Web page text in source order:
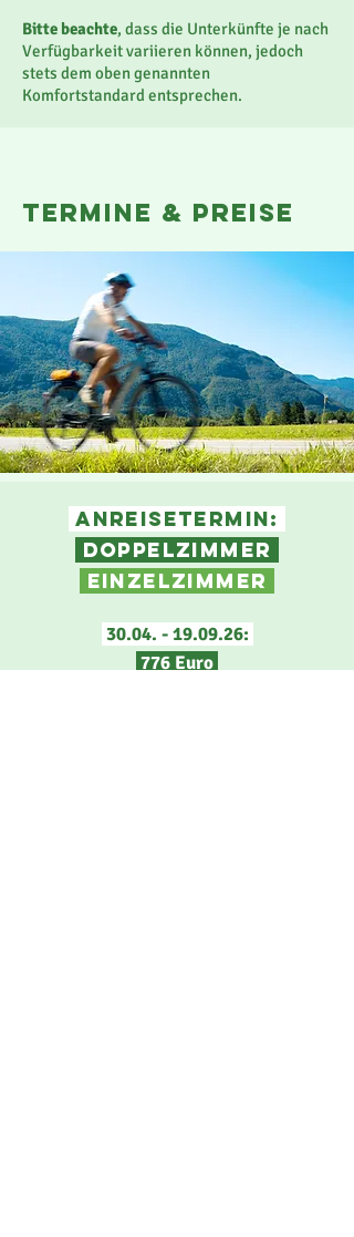
Bitte beachte, dass die Unterkünfte je nach
Verfügbarkeit variieren können, jedoch
stets dem oben genannten
Komfortstandard entsprechen.
TERMINE & PREISE
Anreisetermin:
DOPPElzimmer
EINZElzimmer
30.04. - 19.09.26:
776 Euro